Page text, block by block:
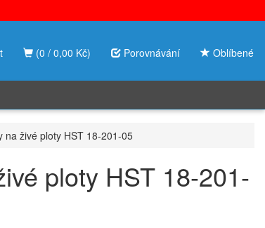
(0 / 0,00 Kč) Porovnávání Oblíbené
na živé ploty HST 18-201-05
ploty HST 18-201-